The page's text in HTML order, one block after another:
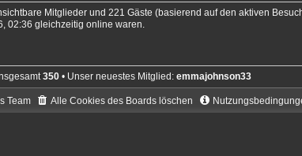
Mitglieder und 221 Gäste (basierend auf den aktiven
02:36 gleichzeitig online waren.
350• Unser neuestes Mitglied: emmajohnson33
Alle Cookies des Boards löschen
Team